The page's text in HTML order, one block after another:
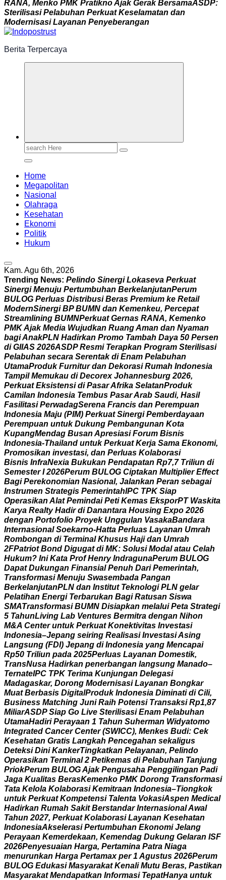
RANA, Menko PMK PratiknoAjak Gerak BersamaASDP:
Sterilisasi Pelabuhan Perkuat Keselamatan dan
Modernisasi Layanan Penyeberangan
Berita Terpercaya
Search
Home
Megapolitan
Nasional
Olahraga
Kesehatan
Ekonomi
Politik
Hukum
Kam. Agu 6th, 2026
Trending News: Pelindo Sinergi Lokaseva Perkuat
Sinergi Menuju Pertumbuhan BerkelanjutanPerum
BULOG Perluas Distribusi Beras Premium ke Retail
ModernSinergi BP BUMN dan Kemenkeu, Percepat
Streamlining BUMNPerkuat Gernas RANA, Kemenko
PMKAjak Media Wujudkan RuangAman dan Nyaman
bagiAnakPLN Hadirkan Promo Tambah Daya 50 Persen
di GIIAS 2026ASDP Resmi Terapkan Program Sterilisasi
Pelabuhan secara Serentak di Enam Pelabuhan
UtamaProduk Furnitur dan Dekorasi Rumah Indonesia
Tampil Memukau di Decorex Johannesburg 2026,
Perkuat Eksistensi di PasarAfrika SelatanProduk
Camilan Indonesia Tembus PasarArab Saudi, Hasil
Fasilitasi PerwadagSerena Francis dan Perempuan
Indonesia Maju (PIM) Perkuat Sinergi Pemberdayaan
Perempuan untuk Dukung Pembangunan Kota
KupangMendag Busan Apresiasi Forum Bisnis
Indonesia-Thailand untuk Perkuat Kerja Sama Ekonomi,
Promosikan investasi, dan Perluas Kolaborasi
Bisnis InfraNexia Bukukan Pendapatan Rp7,7 Triliun di
Semester I 2026Perum BULOG Ciptakan Multiplier Effect
Bagi Perekonomian Nasional, Jalankan Peran sebagai
Instrumen Strategis PemerintahIPC TPK Siap
Operasikan Alat Pemindai Peti Kemas EksporPT Waskita
Karya Realty Hadir di Danantara Housing Expo 2026
dengan Portofolio Proyek Unggulan VasakaBandara
Internasional Soekarno-Hatta Perluas Layanan Umrah
Rombongan di Terminal Khusus Haji dan Umrah
2FPatriot Bond Digugat di MK: Solusi Modal atau Celah
Hukum? Ini Kata Prof Henry IndragunaPerum BULOG
Dapat Dukungan Finansial Penuh Dari Pemerintah,
Transformasi Menuju Swasembada Pangan
BerkelanjutanPLN dan Institut Teknologi PLN gelar
Pelatihan Energi Terbarukan Bagi Ratusan Siswa
SMATransformasi BUMN Disiapkan melalui Peta Strategi
5 TahunLiving Lab Ventures Bermitra dengan Nihon
M&A Center untuk Perkuat Konektivitas Investasi
Indonesia–Jepang seiring Realisasi InvestasiAsing
Langsung (FDI) Jepang di Indonesia yang Mencapai
Rp50 Triliun pada 2025Perluas Layanan Domestik,
TransNusa Hadirkan penerbangan langsung Manado–
TernateIPC TPK Terima Kunjungan Delegasi
Madagaskar, Dorong Modernisasi Layanan Bongkar
Muat Berbasis DigitalProduk Indonesia Diminati di Cili,
Business Matching Juni Raih Potensi Transaksi Rp1,87
MiliarASDP Siap Go Live Sterilisasi Enam Pelabuhan
UtamaHadiri Perayaan 1 Tahun Suherman Widyatomo
Integrated Cancer Center (SWICC), Menkes Budi: Cek
Kesehatan Gratis Langkah Pencegahan sekaligus
Deteksi Dini KankerTingkatkan Pelayanan, Pelindo
Operasikan Terminal 2 Petikemas di Pelabuhan Tanjung
PriokPerum BULOGAjak Pengusaha Penggilingan Padi
Jaga Kualitas BerasKemenko PMK Dorong Transformasi
Tata Kelola Kolaborasi Kemitraan Indonesia–Tiongkok
untuk Perkuat Kompetensi Talenta VokasiAspen Medical
Hadirkan Rumah Sakit Berstandar InternasionalAwal
Tahun 2027, Perkuat Kolaborasi Layanan Kesehatan
IndonesiaAkselerasi Pertumbuhan Ekonomi Jelang
Perayaan Kemerdekaan, Kemendag Dukung Gelaran ISF
2026Penyesuaian Harga, Pertamina Patra Niaga
menurunkan Harga Pertamax per 1 Agustus 2026Perum
BULOG Edukasi Masyarakat Kenali Mutu Beras, Pastikan
Masyarakat Mendapatkan Informasi TepatHanya untuk